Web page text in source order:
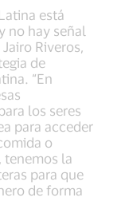
está
no hay señal
Riveros,
de
“En
los seres
para acceder
o
tenemos la
para que
de forma